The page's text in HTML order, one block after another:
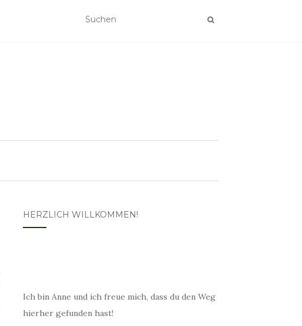
HERZLICH WILLKOMMEN!
Ich bin Anne und ich freue mich, dass du den Weg
hierher gefunden hast!